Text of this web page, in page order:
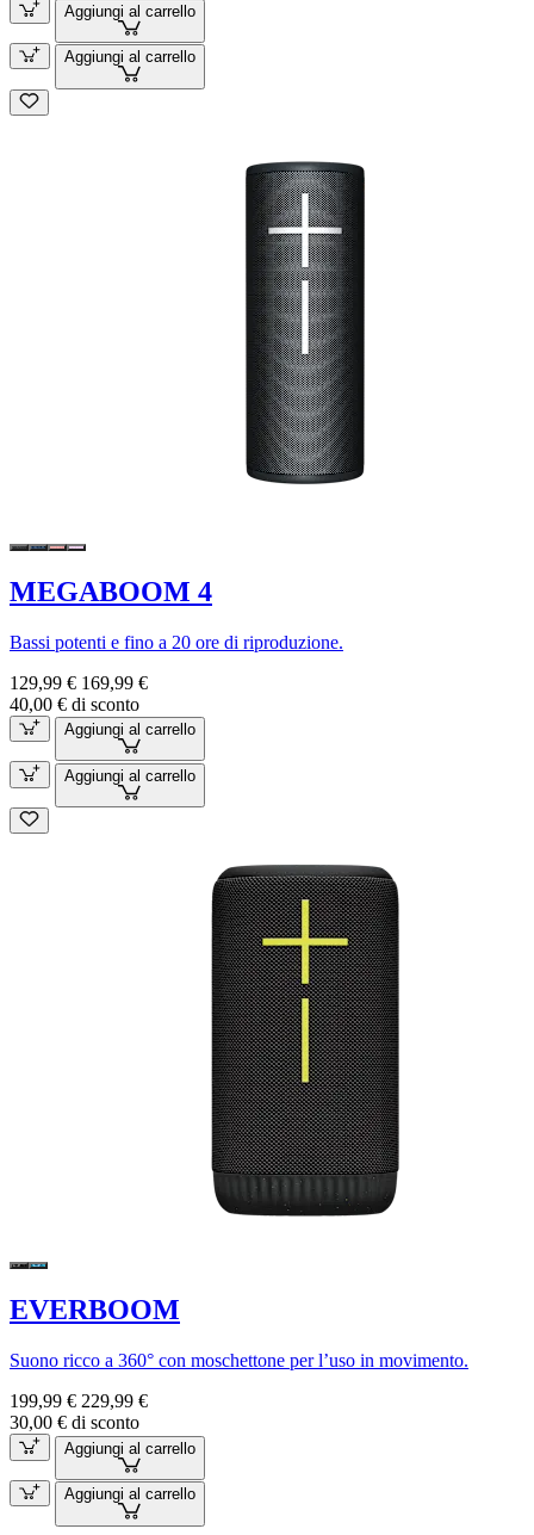
Aggiungi al carrello
Aggiungi al carrello
MEGABOOM 4
Bassi potenti e fino a 20 ore di riproduzione.
129,99 € 169,99 €
40,00 € di sconto
Aggiungi al carrello
Aggiungi al carrello
EVERBOOM
Suono ricco a 360° con moschettone per l’uso in movimento.
199,99 € 229,99 €
30,00 € di sconto
Aggiungi al carrello
Aggiungi al carrello